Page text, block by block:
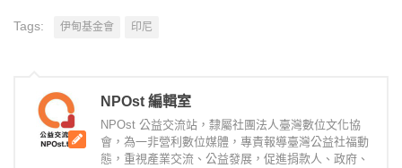
Tags: 伊甸基金會 印尼
NPOst 編輯室
NPOst 公益交流站，隸屬社團法人臺灣數位文化協
會，為一非營利數位媒體，專責報導臺灣公益社福動
態，重視產業交流、公益發展，促進捐款人、政府、